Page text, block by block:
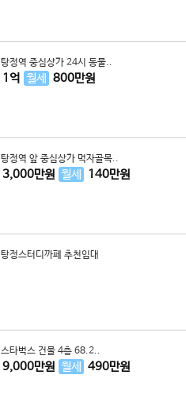
탕정역 중심상가 24시 동물..
1 억 월세 800만원
탕정역 앞 중심상가 먹자골목..
3,000만원 월세 140만원
탕정스터디까페 추천임대
스타벅스 건물 4층 68.2..
9,000만원 월세 490만원